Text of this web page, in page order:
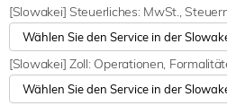
[Slowakei] Steuerliches: MwSt.,
[Slowakei] Zoll: Operationen,